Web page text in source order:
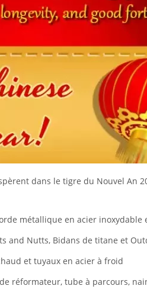
dans le tigre du Nouvel An
métallique en acier inoxydable
and Nutts, Bidans de titane et
et tuyaux en acier à froid
réformateur, tube à parcours,